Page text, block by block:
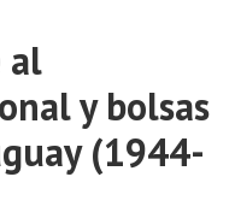
al
y bolsas
(1944-